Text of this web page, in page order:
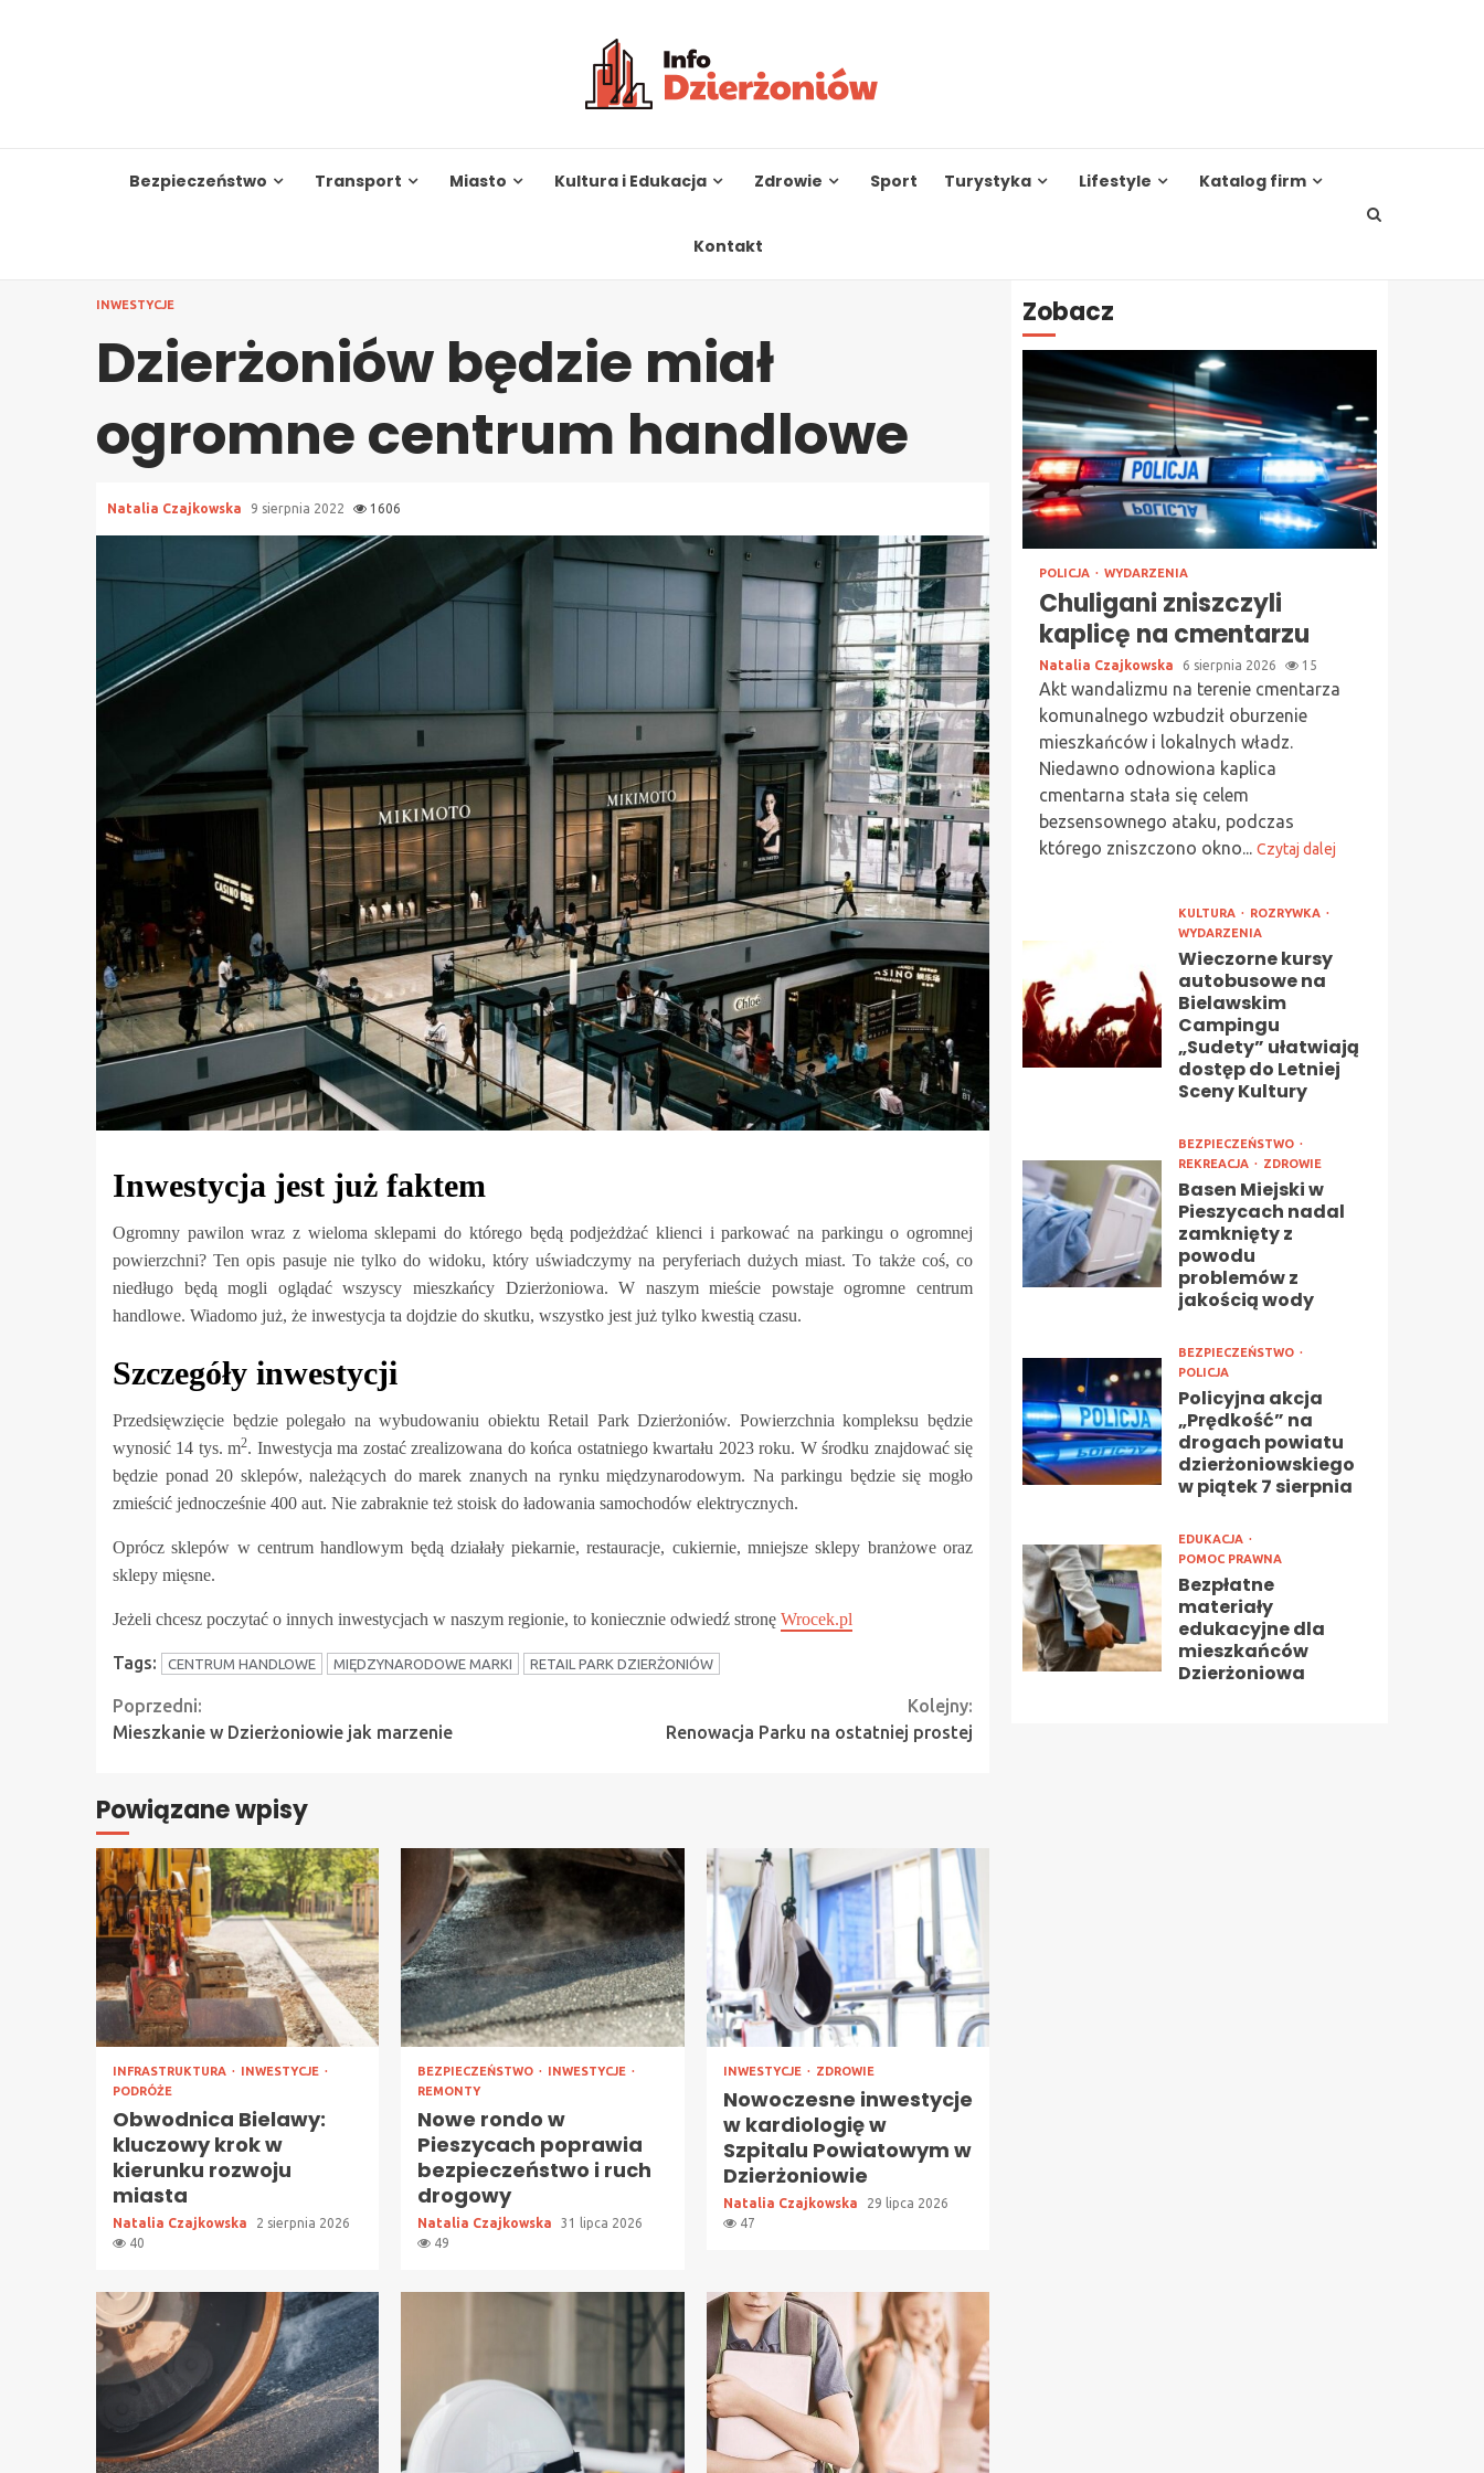
Bezpieczeństwo Transport Miasto Kultura i Edukacja Zdrowie Sport Turystyka Lifestyle Katalog firm
Kontakt
INWESTYCJE
Dzierżoniów będzie miał
ogromne centrum handlowe
Natalia Czajkowska 9 sierpnia 2022 1606
Inwestycja jest już faktem
Ogromny pawilon wraz z wieloma sklepami do którego będą podjeżdżać klienci i parkować na parkingu o ogromnej
powierzchni? Ten opis pasuje nie tylko do widoku, który uświadczymy na peryferiach dużych miast. To także coś, co
niedługo będą mogli oglądać wszyscy mieszkańcy Dzierżoniowa. W naszym mieście powstaje ogromne centrum
handlowe. Wiadomo już, że inwestycja ta dojdzie do skutku, wszystko jest już tylko kwestią czasu.
Szczegóły inwestycji
Przedsięwzięcie będzie polegało na wybudowaniu obiektu Retail Park Dzierżoniów. Powierzchnia kompleksu będzie
wynosić 14 tys. m2. Inwestycja ma zostać zrealizowana do końca ostatniego kwartału 2023 roku. W środku znajdować się
będzie ponad 20 sklepów, należących do marek znanych na rynku międzynarodowym. Na parkingu będzie się mogło
zmieścić jednocześnie 400 aut. Nie zabraknie też stoisk do ładowania samochodów elektrycznych.
Oprócz sklepów w centrum handlowym będą działały piekarnie, restauracje, cukiernie, mniejsze sklepy branżowe oraz
sklepy mięsne.
Jeżeli chcesz poczytać o innych inwestycjach w naszym regionie, to koniecznie odwiedź stronę Wrocek.pl
Tags: CENTRUM HANDLOWE MIĘDZYNARODOWE MARKI RETAIL PARK DZIERŻONIÓW
Continue
Poprzedni:
Mieszkanie w Dzierżoniowie jak marzenie
Kolejny:
Renowacja Parku na ostatniej prostej
Powiązane wpisy
INFRASTRUKTURA
INWESTYCJE
PODRÓŻE
Obwodnica Bielawy:
kluczowy krok w
kierunku rozwoju
miasta
Natalia Czajkowska
2 sierpnia 2026
40
BEZPIECZEŃSTWO
INWESTYCJE
REMONTY
Nowe rondo w
Pieszycach poprawia
bezpieczeństwo i ruch
drogowy
Natalia Czajkowska
31 lipca 2026
49
INWESTYCJE ZDROWIE
Nowoczesne inwestycje
w kardiologię w
Szpitalu Powiatowym w
Dzierżoniowie
Natalia Czajkowska
29 lipca 2026
47
Zobacz
POLICJA WYDARZENIA
Chuligani zniszczyli
kaplicę na cmentarzu
Natalia Czajkowska 6 sierpnia 2026 15
Akt wandalizmu na terenie cmentarza
komunalnego wzbudził oburzenie
mieszkańców i lokalnych władz.
Niedawno odnowiona kaplica
cmentarna stała się celem
bezsensownego ataku, podczas
którego zniszczono okno... Czytaj dalej
KULTURA
ROZRYWKA
WYDARZENIA
Wieczorne kursy
autobusowe na
Bielawskim
Campingu
„Sudety” ułatwiają
dostęp do Letniej
Sceny Kultury
BEZPIECZEŃSTWO
REKREACJA
ZDROWIE
Basen Miejski w
Pieszycach nadal
zamknięty z
powodu
problemów z
jakością wody
BEZPIECZEŃSTWO
POLICJA
Policyjna akcja
„Prędkość” na
drogach powiatu
dzierżoniowskiego
w piątek 7 sierpnia
EDUKACJA
POMOC PRAWNA
Bezpłatne
materiały
edukacyjne dla
mieszkańców
Dzierżoniowa